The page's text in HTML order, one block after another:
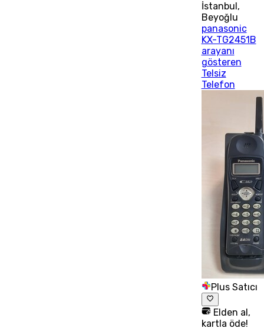
İstanbul ,
Beyoğlu
panasonic
KX-TG2451B
arayanı
gösteren
Telsiz
Telefon
Plus Satıcı
Elden al,
kartla öde!